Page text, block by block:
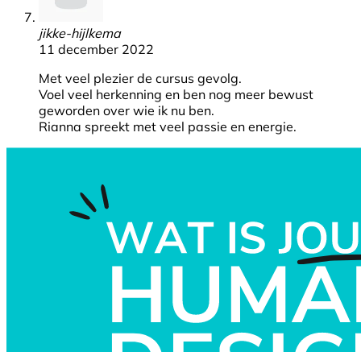
jikke-hijlkema
11 december 2022
Met veel plezier de cursus gevolg.
Voel veel herkenning en ben nog meer bewust
geworden over wie ik nu ben.
Rianna spreekt met veel passie en energie.